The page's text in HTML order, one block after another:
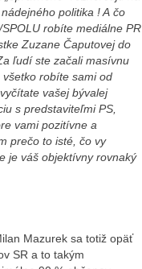
politika ! A čo
robíte mediálne PR
Zuzane Čaputovej do
ľudí ste začali masívnu
robíte sami od
vašej bývalej
s predstaviteľmi PS,
vami pozitívne a
prečo to isté, čo vy
je váš objektívny rovnaký
Mazurek sa totiž opäť
SR a to takým